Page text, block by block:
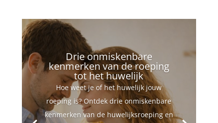
Drie onmiskenbare
kenmerken van de roeping
tot het huwelijk
Hoe weet je of het huwelijk jouw
roeping is? Ontdek drie onmiskenbare
kenmerken van de huwelijksroeping en